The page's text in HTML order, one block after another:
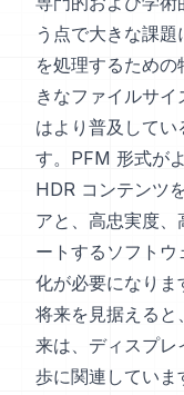
う点で大きな課
を処理するため
きなファイルサ
はより普及してい
す。PFM 形式が
HDR コンテンツ
アと、高忠実度
ートするソフト
化が必要になりま
将来を見据える
来は、ディスプレ
歩に関連していま